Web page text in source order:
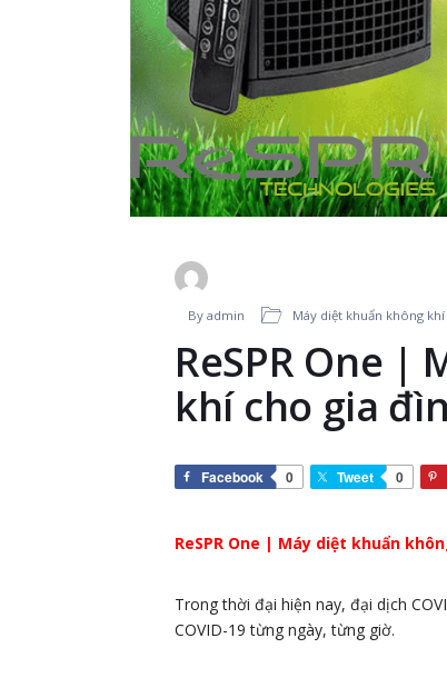
By admin Máy diệt khuẩn không khí
ReSPR One |
khí cho gia
Facebook 0 Tweet 0
ReSPR One | Máy diệt khuẩn
Trong thời đại hiện nay, đại dịch
COVID-19 từng ngày, từng giờ.